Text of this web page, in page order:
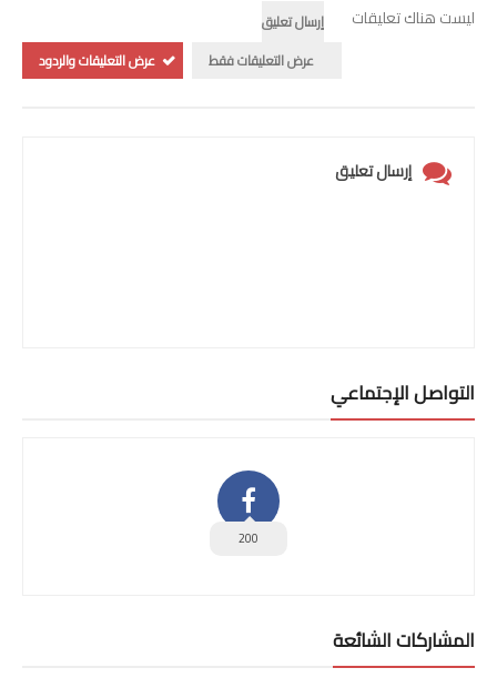
ليست هناك تعليقات
إرسال تعليق
عرض التعليقات فقط
عرض التعليقات والردود
إرسال تعليق
التواصل الإجتماعي
200
المشاركات الشائعة